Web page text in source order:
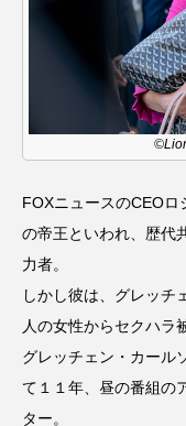
「THE オリバーな
『今日の空が一番
あいはらひろゆき
あかしあジュニア
あかしあ台小学校
あっぷっぷのぷ～
あの歌を憶えている
いばら姫
FOXニュースのCEO
の帝王といわれ、歴代
力者。
しかし彼は、グレッチ
人の女性からセクハラ
グレッチェン・カール
て１１年、昼の番組の
ター。